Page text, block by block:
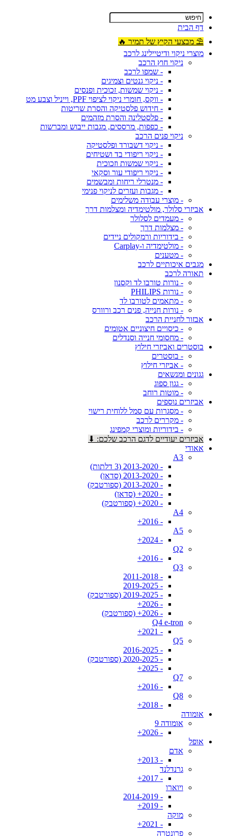
דף הבית
⛱ מבצעי הקיץ של תמיר 🔥
מוצרי ניקוי ודיטיילינג לרכב
ניקוי חוץ הרכב
- שמפו לרכב
- ניקוי גנטים וצמיגים
- ניקוי שמשות, זכוכית ופנסים
- ווקס, חומרי ניקוי לציפוי PPF, וייניל וצבע מט
- חידוש פלסטיקה והסרת שריטות
- פלסטלינה והסרת מזהמים
- כפפות, מרססים, מגבות ייבוש ומברשות
ניקוי פנים הרכב
- ניקוי דשבורד ופלסטיקה
- ניקוי ריפודי בד ושטיחים
- ניקוי שמשות וזכוכית
- ניקוי ריפודי עור וסקאי
- מנטרלי ריחות ומבשמים
- מגבות ועזרים לניקוי פנימי
- מוצרי עבודה משלימים
אביזרי סלולר, מולטימדיה ומצלמות דרך
- מעמדים לסלולר
- מצלמות דרך
- בידוריות ורמקולים ניידים
- מולטימדיה ו-Carplay
- מטענים
מגבים איכותיים לרכב
תאורה לרכב
- נורות טורבו לד וקסנון
- נורות PHILIPS
- מתאמים לטורבו לד
- נורות חנייה, פנים רכב ורוורס
אבזור לחניית הרכב
- כיסויים חיצוניים אטומים
- מחסומי חנייה וסנדלים
בוסטרים ואביזרי חילוץ
- בוסטרים
- אביזרי חילוץ
גגונים ומנשאים
- גגון ספוג
- מוטות רוחב
אביזרים נוספים
- מסגרות עם סמל ללוחית רישוי
- מקררים לרכב
- בידוריות ומוצרי קמפינג
אביזרים יעודיים לדגם הרכב שלכם: ⬇
אאודי
A3
- 2013-2020 (3 דלתות)
- 2013-2020 (סדאן)
- 2013-2020 (ספורטבק)
- 2020+ (סדאן)
- 2020+ (ספורטבק)
A4
- 2016+
A5
- 2024+
Q2
- 2016+
Q3
- 2011-2018
- 2019-2025
- 2019-2025 (ספורטבק)
- 2026+
- 2026+ (ספורטבק)
Q4 e-tron
- 2021+
Q5
- 2016-2025
- 2020-2025 (ספורטבק)
- 2025+
Q7
- 2016+
Q8
- 2018+
אומודה
אומודה 9
- 2026+
אופל
אדם
- 2013+
גרנדלנד
- 2017+
ויוארו
- 2014-2019
- 2019+
מוקה
- 2021+
פרונטרה